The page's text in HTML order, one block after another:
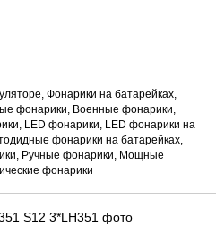
Фонарики на батарейках,
фонарики, Военные фонарики,
LED фонарики, LED фонарики на
фонарики на батарейках,
Ручные фонарики, Мощные
фонарики